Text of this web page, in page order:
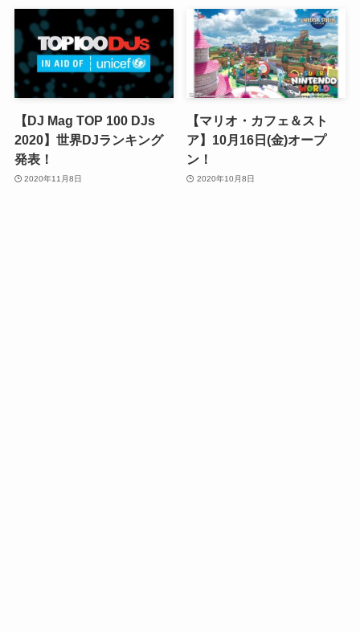
【DJ Mag TOP 100 DJs
2020】世界DJランキング
発表！
2020年11月8日
【マリオ・カフェ＆スト
ア】10月16日(金)オープ
ン！
2020年10月8日